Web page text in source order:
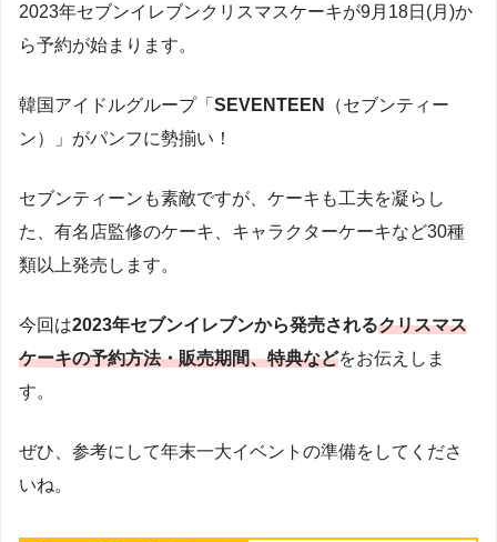
2023年セブンイレブンクリスマスケーキが9月18日(月)か
ら予約が始まります。
韓国アイドルグループ「 SEVENTEEN
（セブンティー
ン）」がパンフに勢揃い！
セブンティーンも素敵ですが、ケーキも工夫を凝らし
た、有名店監修のケーキ、キャラクターケーキなど30種
類以上発売します。
今回は2023年セブンイレブンから発売されるクリスマス
ケーキの予約方法・販売期間、特典などをお伝えしま
す。
ぜひ、参考にして年末一大イベントの準備をしてくださ
いね。